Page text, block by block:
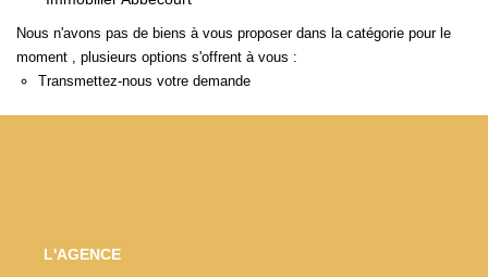
Locaux Commerciaux
Appartements
Nous n'avons pas de biens à vous proposer dans la catégorie pour le
moment , plusieurs options s'offrent à vous :
Transmettez-nous votre demande
L'AGENCE